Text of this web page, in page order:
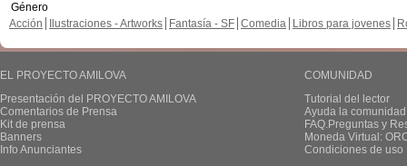
Género
Acción
Ilustraciones - Artworks Fantasía - SF Comedia Libros para jovenes
EL PROYECTO AMILOVA
Presentación del PROYECTO AMILOVA
Comentarios de Prensa
Kit de prensa
Banners
Info Anunciantes
COMUNIDAD
Tutorial del lector
Ayuda la
FAQ.Preguntas y
Moneda Virtual:
Condiciones de uso